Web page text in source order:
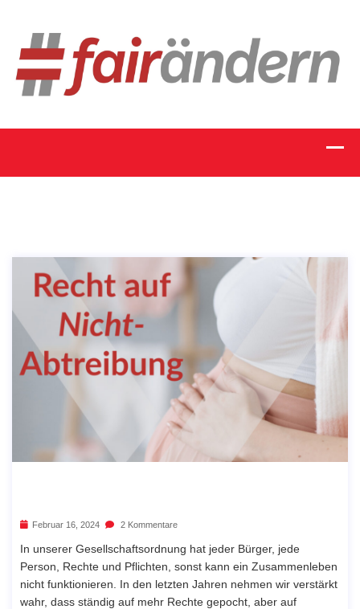
Februar 16, 2024 2 Kommentare
In unserer Gesellschaftsordnung hat jeder Bürger, jede
Person, Rechte und Pflichten, sonst kann ein Zusammenleben
nicht funktionieren. In den letzten Jahren nehmen wir verstärkt
wahr, dass ständig auf mehr Rechte gepocht, aber auf